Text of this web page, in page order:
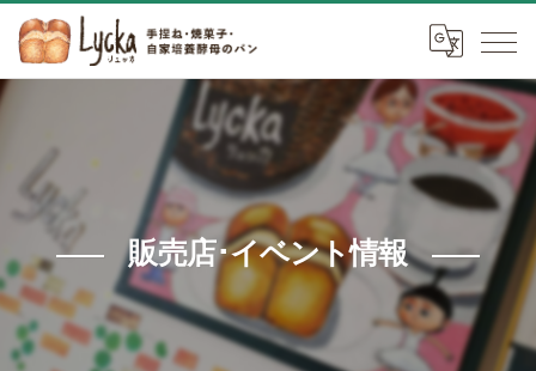
販売店･イベント情報